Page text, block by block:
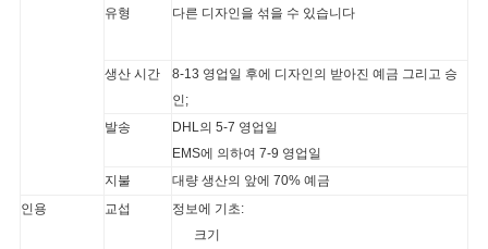
유형
다른 디자인을 섞을 수 있습니다
생산 시간
8-13 영업일 후에 디자인의 받아진 예금 그리고 승
인;
발송
DHL의 5-7 영업일
EMS에 의하여 7-9 영업일
지불
대량 생산의 앞에 70% 예금
인용
교섭
정보에 기초:
크기